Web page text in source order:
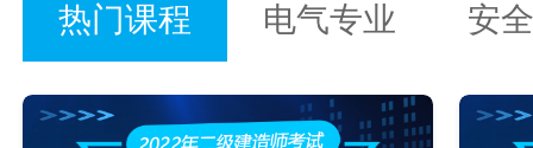
热门课程 电气专业 安